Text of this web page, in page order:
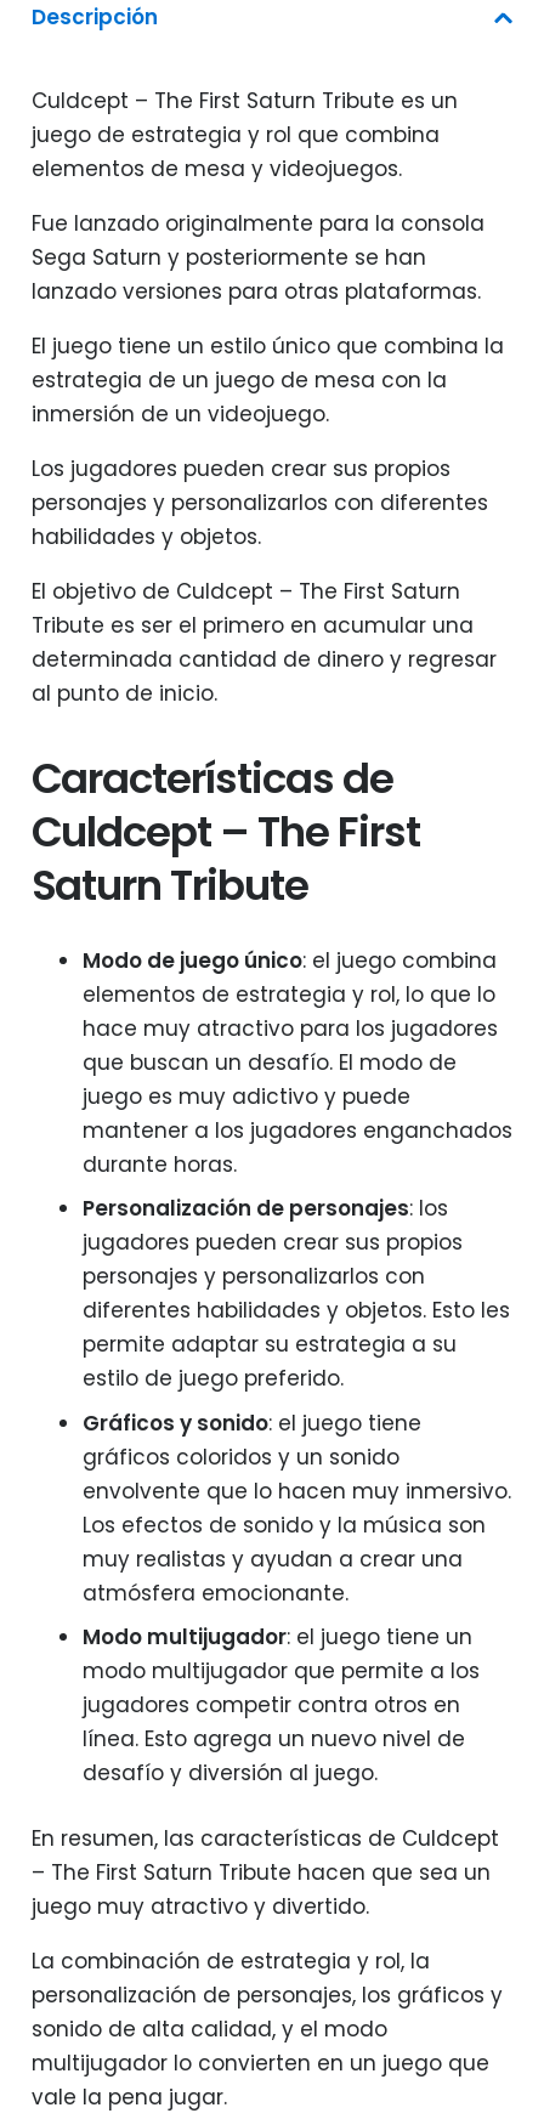
Descripción
Culdcept – The First Saturn Tribute es un
juego de estrategia y rol que combina
elementos de mesa y videojuegos.
Fue lanzado originalmente para la consola
Sega Saturn y posteriormente se han
lanzado versiones para otras plataformas.
El juego tiene un estilo único que combina la
estrategia de un juego de mesa con la
inmersión de un videojuego.
Los jugadores pueden crear sus propios
personajes y personalizarlos con diferentes
habilidades y objetos.
El objetivo de Culdcept – The First Saturn
Tribute es ser el primero en acumular una
determinada cantidad de dinero y regresar
al punto de inicio.
Características de
Culdcept – The First
Saturn Tribute
Modo de juego único: el juego combina
elementos de estrategia y rol, lo que lo
hace muy atractivo para los jugadores
que buscan un desafío. El modo de
juego es muy adictivo y puede
mantener a los jugadores enganchados
durante horas.
Personalización de personajes: los
jugadores pueden crear sus propios
personajes y personalizarlos con
diferentes habilidades y objetos. Esto les
permite adaptar su estrategia a su
estilo de juego preferido.
Gráficos y sonido: el juego tiene
gráficos coloridos y un sonido
envolvente que lo hacen muy inmersivo.
Los efectos de sonido y la música son
muy realistas y ayudan a crear una
atmósfera emocionante.
Modo multijugador: el juego tiene un
modo multijugador que permite a los
jugadores competir contra otros en
línea. Esto agrega un nuevo nivel de
desafío y diversión al juego.
En resumen, las características de Culdcept
– The First Saturn Tribute hacen que sea un
juego muy atractivo y divertido.
La combinación de estrategia y rol, la
personalización de personajes, los gráficos y
sonido de alta calidad, y el modo
multijugador lo convierten en un juego que
vale la pena jugar.